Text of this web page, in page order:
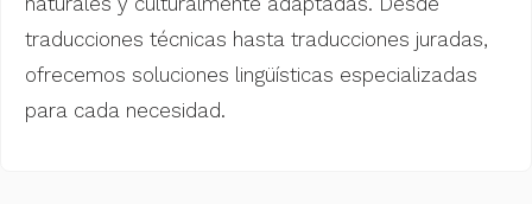
traducciones técnicas hasta traducciones juradas,
ofrecemos soluciones lingüísticas especializadas
para cada necesidad.